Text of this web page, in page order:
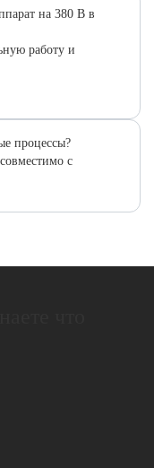
на 380 В в
работу и
процессы?
с